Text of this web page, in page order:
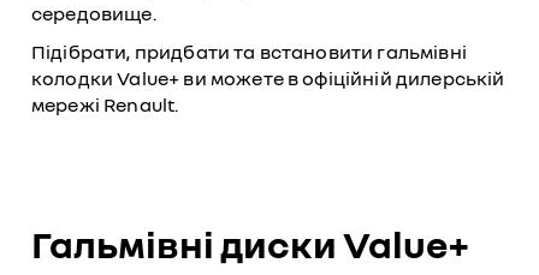
середовище.
Підібрати, придбати та встановити гальмівні
колодки Value+ ви можете в офіційній дилерській
мережі Renault.
Гальмівні диски Value+